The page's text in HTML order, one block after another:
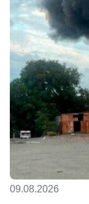
09.08.2026